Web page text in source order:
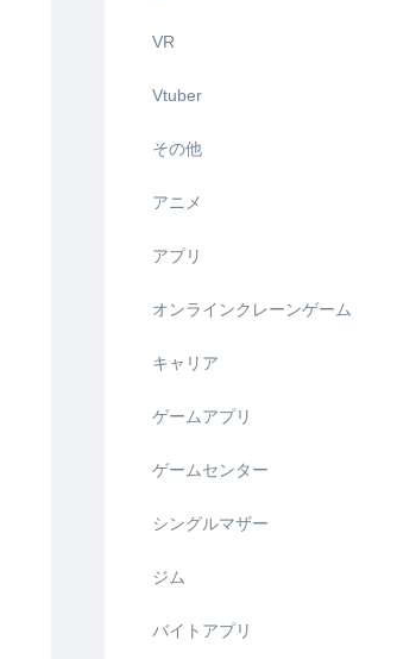
VR
Vtuber
その他
アニメ
アプリ
オンラインクレーンゲーム
キャリア
ゲームアプリ
ゲームセンター
シングルマザー
ジム
バイトアプリ